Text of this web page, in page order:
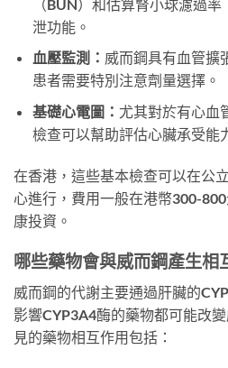
（BUN）和估算腎小球濾過
泄功能。
血壓監測： 威而鋼具有血管擴
患者需要特別注意劑量選擇。
基礎心電圖： 尤其對於有心血
檢查可以幫助評估心臟承受能
在香港，這些基本檢查可以在公
心進行，費用一般在港幣300-
康投資。
哪些藥物會與威而鋼產生相
威而鋼的代謝主要通過肝臟的
影響CYP3A4酶的藥物都可能改
見的藥物相互作用包括：